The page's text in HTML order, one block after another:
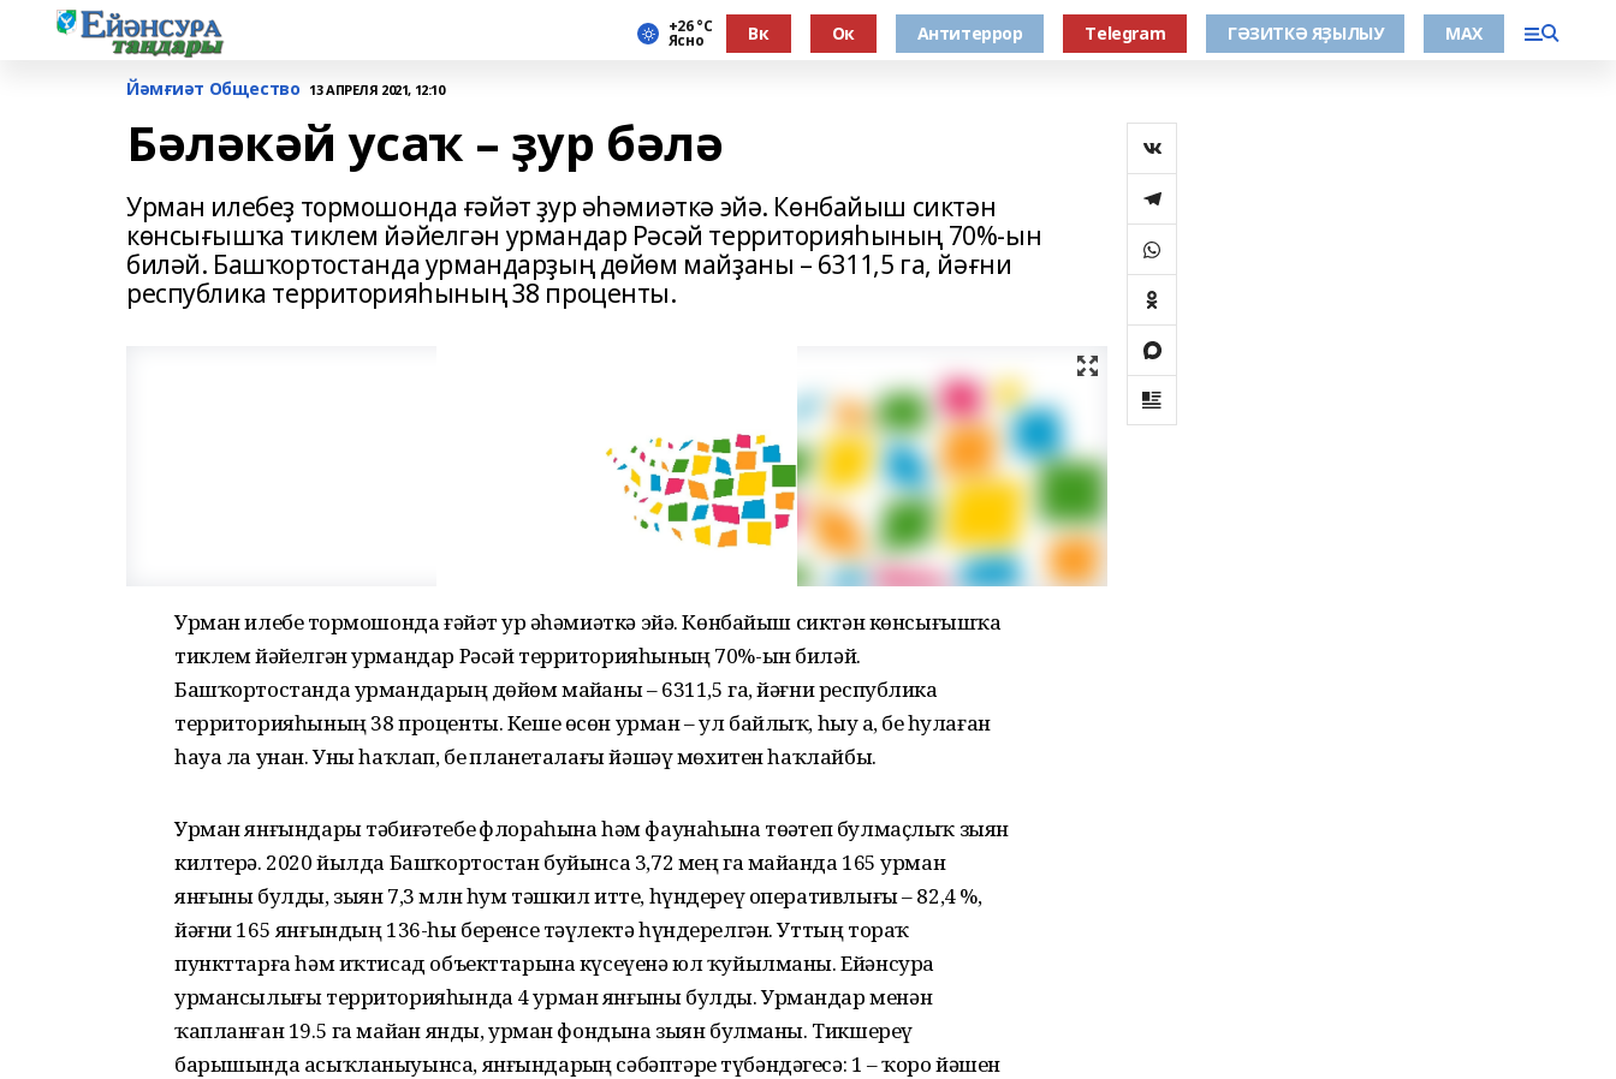
+26 °С
Ясно Вк Ок Антитеррор Тelegram ГӘЗИТКӘ ЯҘЫЛЫУ МАХ
Йәмғиәт Общество 13 АПРЕЛЯ 2021, 12:10
Бәләкәй усаҡ – ҙур бәлә
Урман илебеҙ тормошонда ғәйәт ҙур әһәмиәткә эйә. Көнбайыш сиктән
көнсығышҡа тиклем йәйелгән урмандар Рәсәй территорияһының 70%-ын
биләй. Башҡортостанда урмандарҙың дөйөм майҙаны – 6311,5 га, йәғни
республика территорияһының 38 проценты.
Урман илебеҙ тормошонда ғәйәт ҙур әһәмиәткә эйә. Көнбайыш сиктән көнсығышҡа
тиклем йәйелгән урмандар Рәсәй территорияһының 70%-ын биләй.
Башҡортостанда урмандарҙың дөйөм майҙаны – 6311,5 га, йәғни республика
территорияһының 38 проценты. Кеше өсөн урман – ул байлыҡ, һыу ҙа, беҙ һулаған
һауа ла унан. Уны һаҡлап, беҙ планеталағы йәшәү мөхитен һаҡлайбыҙ.
Урман янғындары тәбиғәтебеҙ флораһына һәм фаунаһына төҙәтеп булмаҫлыҡ зыян
килтерә. 2020 йылда Башҡортостан буйынса 3,72 мең га майҙанда 165 урман
янғыны булды, зыян 7,3 млн һум тәшкил итте, һүндереү оперативлығы – 82,4 %,
йәғни 165 янғындың 136-һы беренсе тәүлектә һүндерелгән. Уттың тораҡ
пункттарға һәм иҡтисад объекттарына күсеүенә юл ҡуйылманы. Ейәнсура
урмансылығы территорияһында 4 урман янғыны булды. Урмандар менән
ҡапланған 19.5 га майҙан янды, урман фондына зыян булманы. Тикшереү
барышында асыҡланыуынса, янғындарҙың сәбәптәре түбәндәгесә: 1 – ҡоро йәшен